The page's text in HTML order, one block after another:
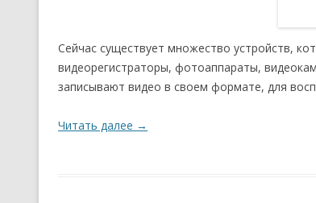
Сейчас существует множество устройств,
видеорегистраторы, фотоаппараты,
записывают видео в своем формате, для
Читать далее →